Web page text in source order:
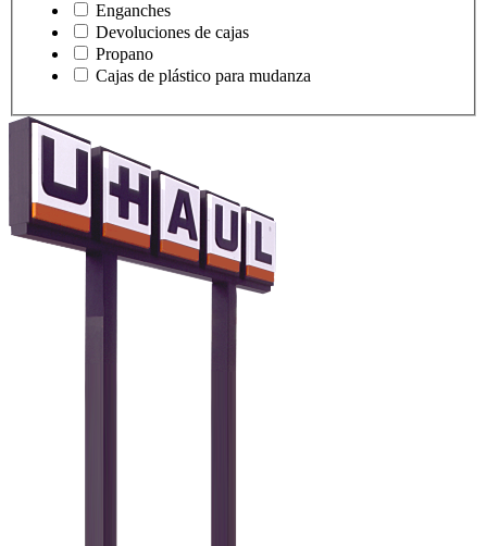
Enganches
Devoluciones de cajas
Propano
Cajas de plástico para mudanza